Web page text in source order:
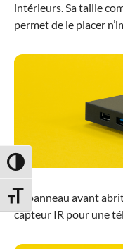
Passer en contraste élevé
Changer la taille de la
intérieurs. Sa taille
permet de le placer
Le panneau avant
capteur IR pour une